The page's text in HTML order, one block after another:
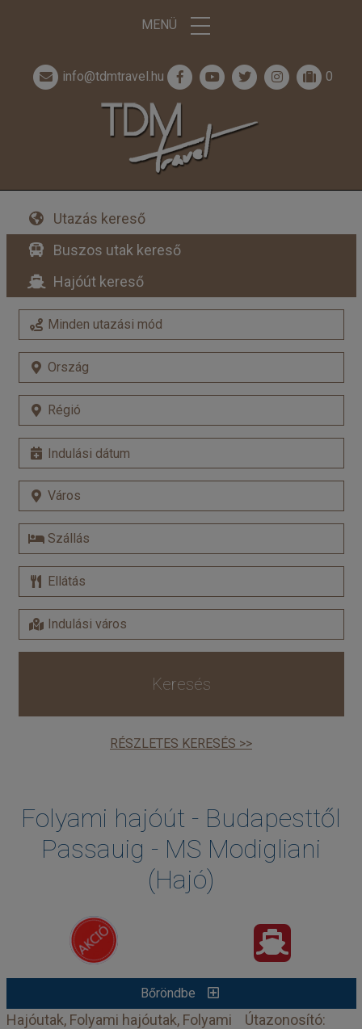
MENÜ
info@tdmtravel.hu 0
Utazás kereső
Buszos utak kereső
Hajóút kereső
Keresés
RÉSZLETES KERESÉS >>
Folyami hajóút - Budapesttől
Passauig - MS Modigliani
(Hajó)
Bőröndbe
Hajóutak, Folyami hajóutak, Folyami
Útazonosító: